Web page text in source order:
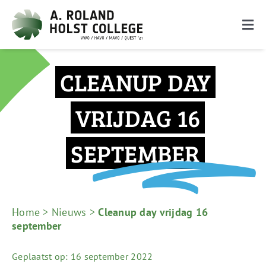
naar
inhoud
De school
Onderwijs
Leerlingen
Nieuwe leerlingen
Zoeken
naar:
CLEANUP DAY
VRIJDAG 16
SEPTEMBER
Home > Nieuws >Cleanup day vrijdag 16
september
Geplaatst op: 16 september 2022